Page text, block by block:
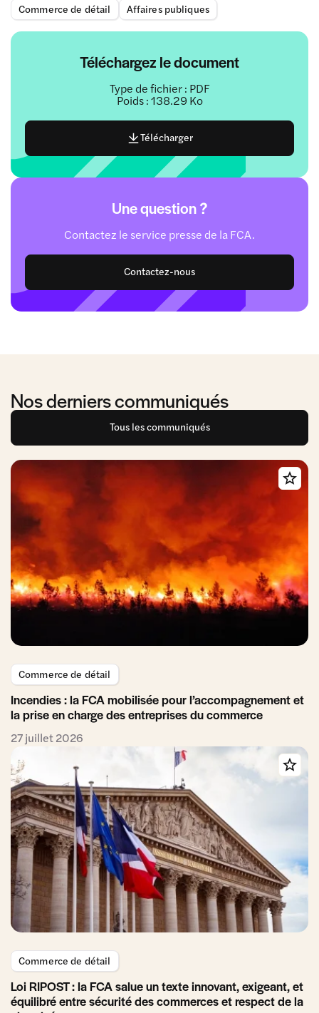
Commerce de détail
Affaires publiques
Téléchargez le document
Type de fichier : PDF
Poids : 138.29 Ko
Télécharger
Une question ?
Contactez le service presse de la FCA.
Contactez-nous
Nos derniers communiqués
Tous les communiqués
Commerce de détail
Incendies : la FCA mobilisée pour l’accompagnement et
la prise en charge des entreprises du commerce
27 juillet 2026
Commerce de détail
Loi RIPOST : la FCA salue un texte innovant, exigeant, et
équilibré entre sécurité des commerces et respect de la